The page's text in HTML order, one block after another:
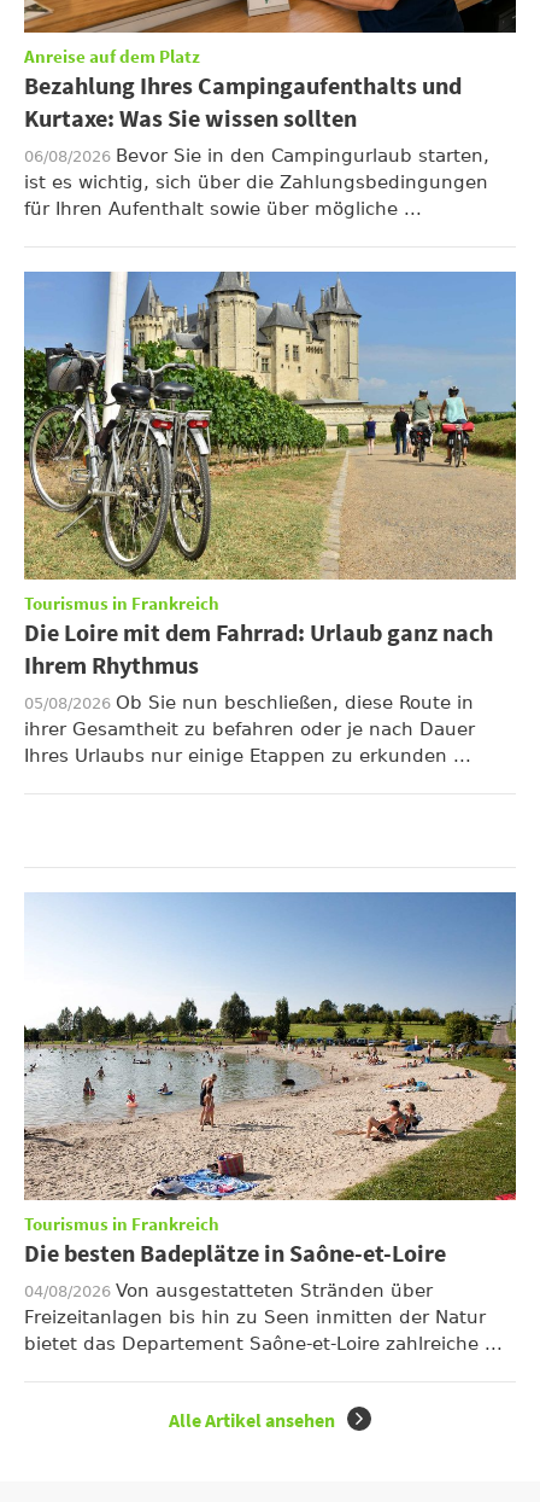
Anreise auf dem Platz
Bezahlung Ihres Campingaufenthalts und
Kurtaxe: Was Sie wissen sollten
06/08/2026 Bevor Sie in den Campingurlaub starten,
ist es wichtig, sich über die Zahlungsbedingungen
für Ihren Aufenthalt sowie über mögliche ...
Tourismus in Frankreich
Die Loire mit dem Fahrrad: Urlaub ganz nach
Ihrem Rhythmus
05/08/2026 Ob Sie nun beschließen, diese Route in
ihrer Gesamtheit zu befahren oder je nach Dauer
Ihres Urlaubs nur einige Etappen zu erkunden ...
Tourismus in Frankreich
Die besten Badeplätze in Saône-et-Loire
04/08/2026 Von ausgestatteten Stränden über
Freizeitanlagen bis hin zu Seen inmitten der Natur
bietet das Departement Saône-et-Loire zahlreiche ...
Alle Artikel ansehen